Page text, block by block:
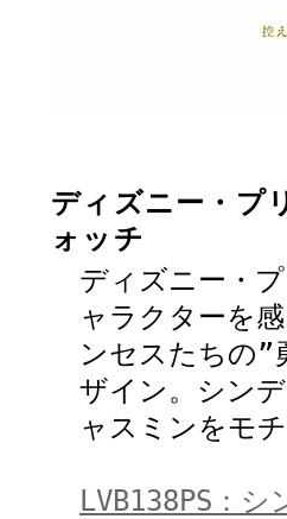
ディズニー・プ
ォッチ
ディズニー・
ャラクターを
ンセスたちの”
ザイン。シン
ャスミンをモ
LVB138PS：シ